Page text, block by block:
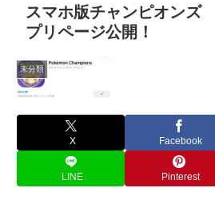
スマホ版チャンピオン
プリページ公開！
未分類
X Facebook
LINE Pinterest